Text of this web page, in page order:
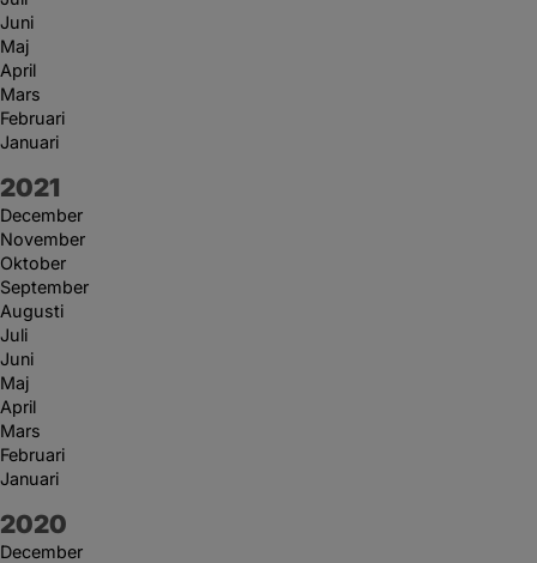
Juni
Maj
April
Mars
Februari
Januari
År:
2021
December
November
Oktober
September
Augusti
Juli
Juni
Maj
April
Mars
Februari
Januari
År:
2020
December